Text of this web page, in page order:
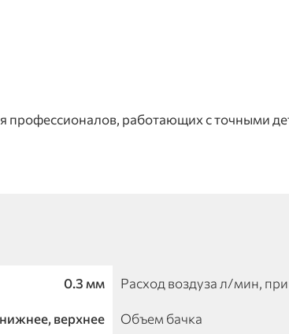
профессионалов, работающих с точными
0.3 мм Расход воздуза л/мин,
нижнее, верхнее Объем бачка